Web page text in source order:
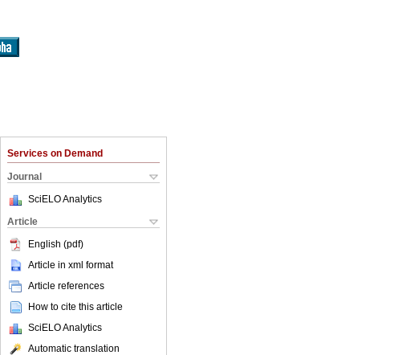
Services on Demand
Journal
SciELO Analytics
Article
English (pdf)
Article in xml format
Article references
How to cite this article
SciELO Analytics
Automatic translation